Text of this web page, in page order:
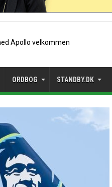
ORDBOG STANDBY.DK